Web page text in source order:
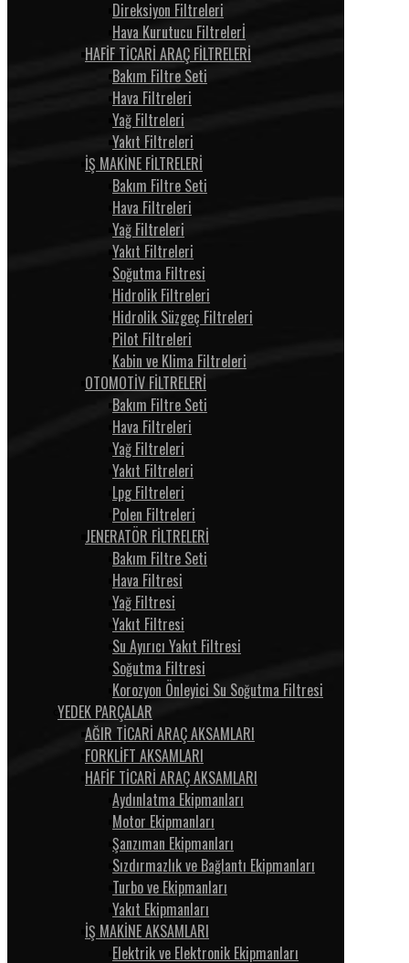
Direksiyon Filtreleri
Hava Kurutucu Filtrelerİ
HAFİF TİCARİ ARAÇ FİLTRELERİ
Bakım Filtre Seti
Hava Filtreleri
Yağ Filtreleri
Yakıt Filtreleri
İŞ MAKİNE FİLTRELERİ
Bakım Filtre Seti
Hava Filtreleri
Yağ Filtreleri
Yakıt Filtreleri
Soğutma Filtresi
Hidrolik Filtreleri
Hidrolik Süzgeç Filtreleri
Pilot Filtreleri
Kabin ve Klima Filtreleri
OTOMOTİV FİLTRELERİ
Bakım Filtre Seti
Hava Filtreleri
Yağ Filtreleri
Yakıt Filtreleri
Lpg Filtreleri
Polen Filtreleri
JENERATÖR FİLTRELERİ
Bakım Filtre Seti
Hava Filtresi
Yağ Filtresi
Yakıt Filtresi
Su Ayırıcı Yakıt Filtresi
Soğutma Filtresi
Korozyon Önleyici Su Soğutma Filtresi
YEDEK PARÇALAR
AĞIR TİCARİ ARAÇ AKSAMLARI
FORKLİFT AKSAMLARI
HAFİF TİCARİ ARAÇ AKSAMLARI
Aydınlatma Ekipmanları
Motor Ekipmanları
Şanzıman Ekipmanları
Sızdırmazlık ve Bağlantı Ekipmanları
Turbo ve Ekipmanları
Yakıt Ekipmanları
İŞ MAKİNE AKSAMLARI
Elektrik ve Elektronik Ekipmanları